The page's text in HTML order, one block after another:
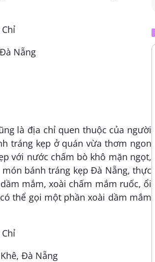
Nẵng
là địa chỉ quen thuộc của người
tráng kẹp ở quán vừa thơm ngon
với nước chấm bò khô mặn ngọt,
bánh tráng kẹp Đà Nẵng, thực
mắm, xoài chấm mắm ruốc, ổi
thể gọi một phần xoài dầm mắm
Đà Nẵng